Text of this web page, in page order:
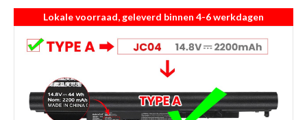
Lokale voorraad, geleverd binnen 4-6 werkdagen